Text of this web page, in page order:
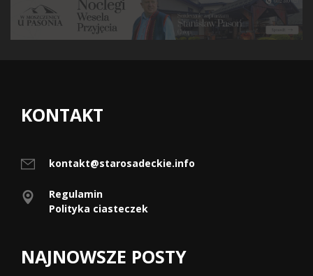
KONTAKT
kontakt@starosadeckie.info
Regulamin
Polityka ciasteczek
NAJNOWSZE POSTY